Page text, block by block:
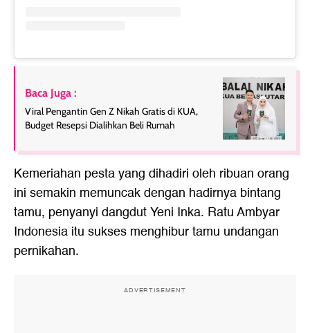
Baca Juga :
Viral Pengantin Gen Z Nikah Gratis di KUA,
Budget Resepsi Dialihkan Beli Rumah
Kemeriahan pesta yang dihadiri oleh ribuan orang
ini semakin memuncak dengan hadirnya bintang
tamu, penyanyi dangdut Yeni Inka. Ratu Ambyar
Indonesia itu sukses menghibur tamu undangan
pernikahan.
ADVERTISEMENT